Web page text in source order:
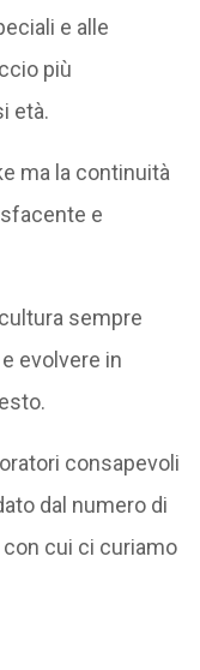
e alle
più
età.
ma la continuità
e
sempre
evolvere in
consapevoli
dal numero di
cui ci curiamo